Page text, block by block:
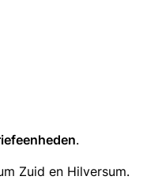
.
Zuid en Hilversum.